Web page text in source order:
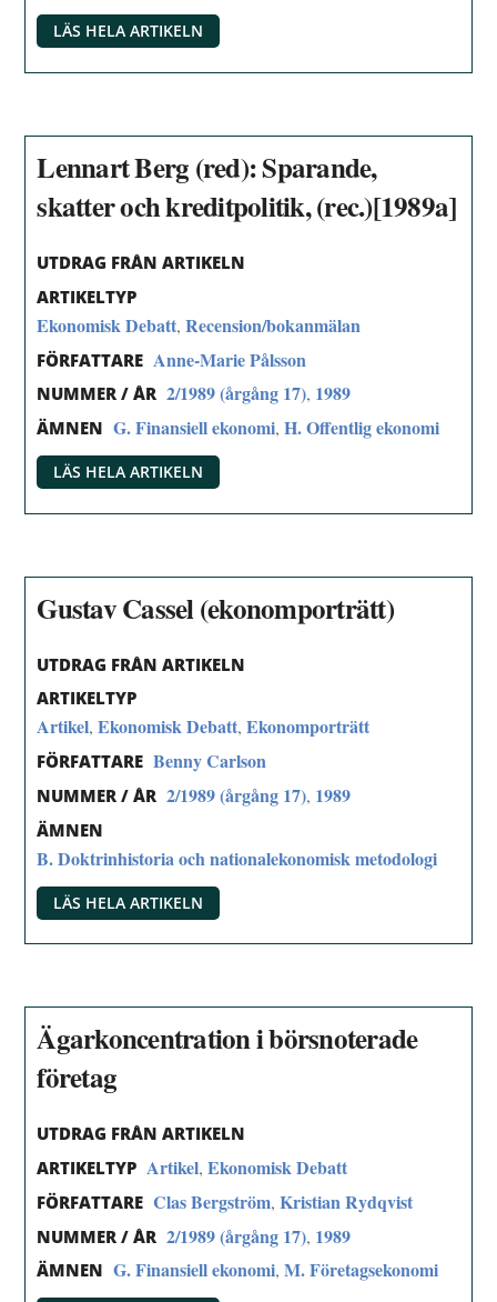
LÄS HELA ARTIKELN
Lennart Berg (red): Sparande,
skatter och kreditpolitik, (rec.)[1989a]
UTDRAG FRÅN ARTIKELN
ARTIKELTYP
Ekonomisk Debatt,Recension/bokanmälan
FÖRFATTARE Anne-Marie Pålsson
NUMMER / ÅR 2/1989 (årgång 17), 1989
ÄMNEN G. Finansiell ekonomi,H. Offentlig ekonomi
LÄS HELA ARTIKELN
Gustav Cassel (ekonomporträtt)
UTDRAG FRÅN ARTIKELN
ARTIKELTYP
Artikel,Ekonomisk Debatt,Ekonomporträtt
FÖRFATTARE Benny Carlson
NUMMER / ÅR 2/1989 (årgång 17), 1989
ÄMNEN
B. Doktrinhistoria och nationalekonomisk metodologi
LÄS HELA ARTIKELN
Ägarkoncentration i börsnoterade
företag
UTDRAG FRÅN ARTIKELN
ARTIKELTYP Artikel,Ekonomisk Debatt
FÖRFATTARE Clas Bergström,Kristian Rydqvist
NUMMER / ÅR 2/1989 (årgång 17), 1989
ÄMNEN G. Finansiell ekonomi,M. Företagsekonomi